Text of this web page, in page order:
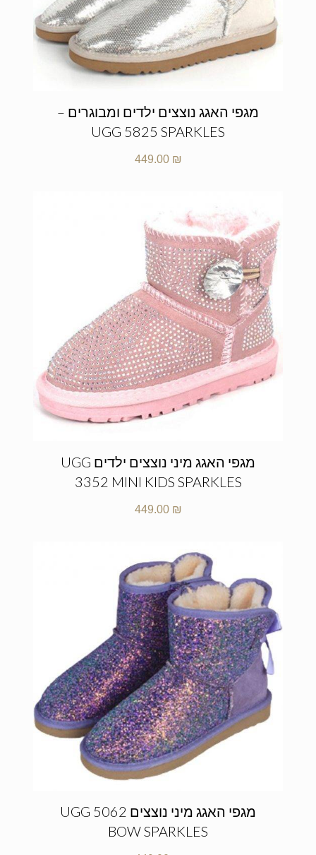
מגפי האגג נוצצים ילדים ומבוגרים –
UGG 5825 SPARKLES
449.00 ₪
מגפי האגג מיני נוצצים ילדים UGG
3352 MINI KIDS SPARKLES
449.00 ₪
מגפי האגג מיני נוצצים UGG 5062
BOW SPARKLES